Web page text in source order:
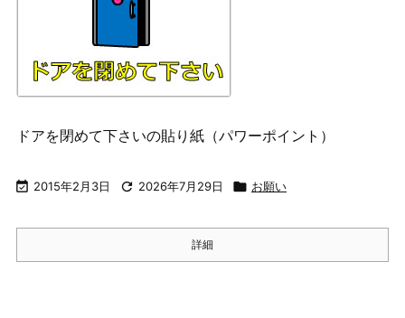
ドアを閉めて下さいの貼り紙（パワーポイント）
 2015年2月3日  2026年7月29日  お願い
詳細